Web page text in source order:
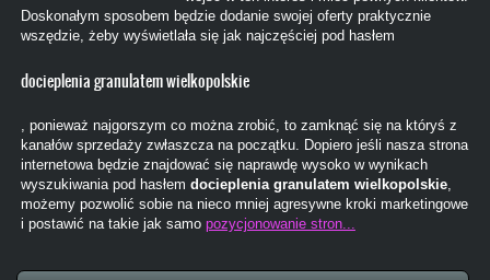
Doskonałym sposobem będzie dodanie swojej oferty praktycznie
wszędzie, żeby wyświetlała się jak najczęściej pod hasłem
docieplenia granulatem wielkopolskie
, ponieważ najgorszym co można zrobić, to zamknąć się na któryś z
kanałów sprzedaży zwłaszcza na początku. Dopiero jeśli nasza strona
internetowa będzie znajdować się naprawdę wysoko w wynikach
wyszukiwania pod hasłem docieplenia granulatem wielkopolskie,
możemy pozwolić sobie na nieco mniej agresywne kroki marketingowe
i postawić na takie jak samo pozycjonowanie stron...